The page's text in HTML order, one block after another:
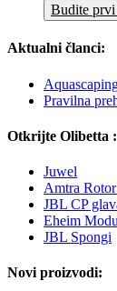
Budite prvi
Aktualni članci:
Pravilna
Otkrijte Olibetta :
Juwel
Amtra
JBL CP
Eheim
JBL Spongi
Novi proizvodi: